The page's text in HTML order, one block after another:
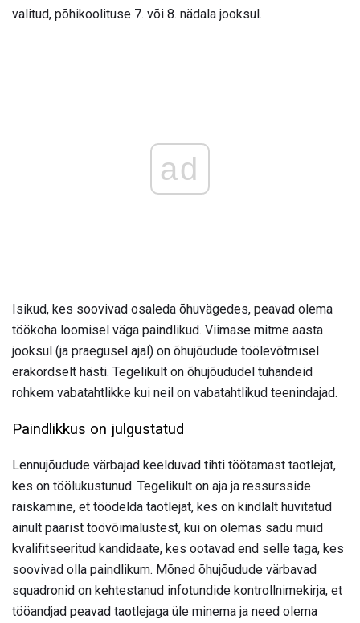
valitud, põhikoolituse 7. või 8. nädala jooksul.
ad
Isikud, kes soovivad osaleda õhuvägedes, peavad olema
töökoha loomisel väga paindlikud. Viimase mitme aasta
jooksul (ja praegusel ajal) on õhujõudude töölevõtmisel
erakordselt hästi. Tegelikult on õhujõududel tuhandeid
rohkem vabatahtlikke kui neil on vabatahtlikud teenindajad.
Paindlikkus on julgustatud
Lennujõudude värbajad keelduvad tihti töötamast taotlejat,
kes on töölukustunud. Tegelikult on aja ja ressursside
raiskamine, et töödelda taotlejat, kes on kindlalt huvitatud
ainult paarist töövõimalustest, kui on olemas sadu muid
kvalifitseeritud kandidaate, kes ootavad end selle taga, kes
soovivad olla paindlikum. Mõned õhujõudude värbavad
squadronid on kehtestanud infotundide kontrollnimekirja, et
tööandjad peavad taotlejaga üle minema ja need olema